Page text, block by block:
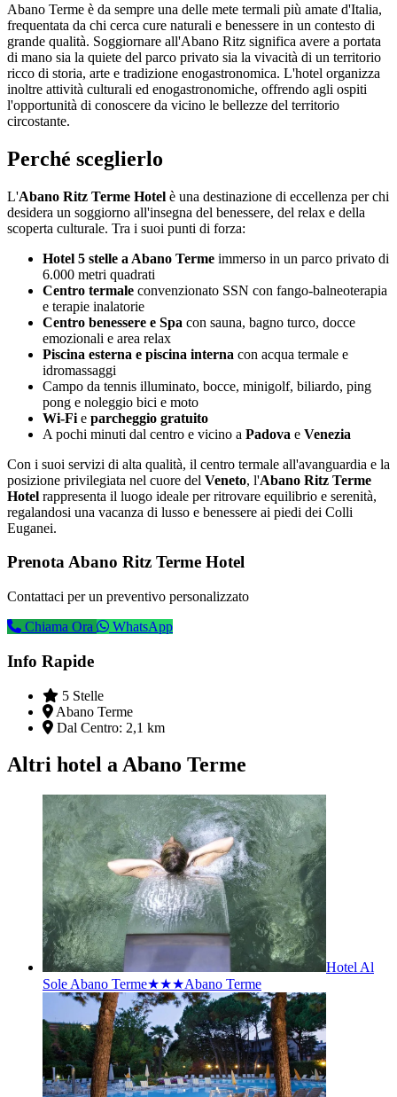
Abano Terme è da sempre una delle mete termali più amate d'Italia,
frequentata da chi cerca cure naturali e benessere in un contesto di
grande qualità. Soggiornare all'Abano Ritz significa avere a portata
di mano sia la quiete del parco privato sia la vivacità di un territorio
ricco di storia, arte e tradizione enogastronomica. L'hotel organizza
inoltre attività culturali ed enogastronomiche, offrendo agli ospiti
l'opportunità di conoscere da vicino le bellezze del territorio
circostante.
Perché sceglierlo
L'Abano Ritz Terme Hotel è una destinazione di eccellenza per chi
desidera un soggiorno all'insegna del benessere, del relax e della
scoperta culturale. Tra i suoi punti di forza:
Hotel 5 stelle a Abano Terme immerso in un parco privato di
6.000 metri quadrati
Centro termale convenzionato SSN con fango-balneoterapia
e terapie inalatorie
Centro benessere e Spa con sauna, bagno turco, docce
emozionali e area relax
Piscina esterna e piscina interna con acqua termale e
idromassaggi
Campo da tennis illuminato, bocce, minigolf, biliardo, ping
pong e noleggio bici e moto
Wi-Fi e parcheggio gratuito
A pochi minuti dal centro e vicino a Padova e Venezia
Con i suoi servizi di alta qualità, il centro termale all'avanguardia e la
posizione privilegiata nel cuore del Veneto, l'Abano Ritz Terme
Hotel rappresenta il luogo ideale per ritrovare equilibrio e serenità,
regalandosi una vacanza di lusso e benessere ai piedi dei Colli
Euganei.
Prenota Abano Ritz Terme Hotel
Contattaci per un preventivo personalizzato
Chiama Ora
WhatsApp
Info Rapide
5 Stelle
Abano Terme
Dal Centro: 2,1 km
Altri hotel a Abano Terme
Hotel Al
Sole Abano Terme★★★Abano Terme